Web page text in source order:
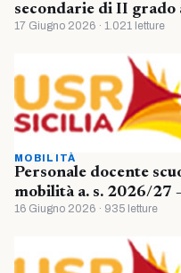
secondarie di II grado
17 Giugno 2026 · 1.021 letture
MOBILITÀ
Personale docente
mobilità a. s. 2026/27
16 Giugno 2026 · 935 letture